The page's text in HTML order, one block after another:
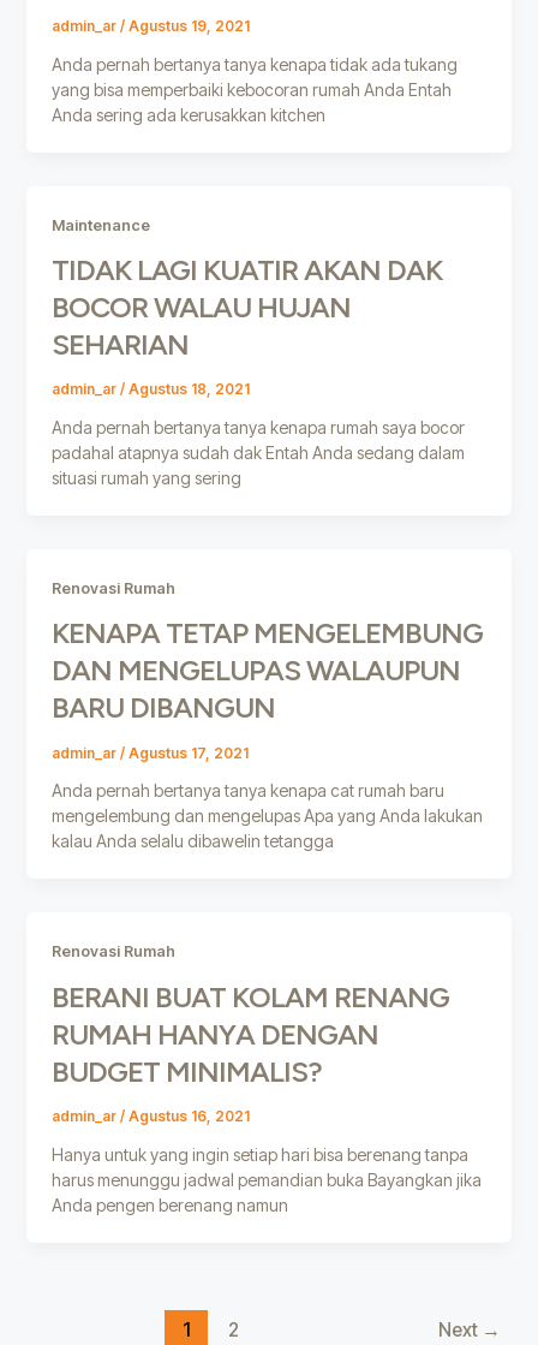
admin_ar / Agustus 19, 2021
Anda pernah bertanya tanya kenapa tidak ada tukang
yang bisa memperbaiki kebocoran rumah Anda Entah
Anda sering ada kerusakkan kitchen
Maintenance
TIDAK LAGI KUATIR AKAN DAK
BOCOR WALAU HUJAN
SEHARIAN
admin_ar / Agustus 18, 2021
Anda pernah bertanya tanya kenapa rumah saya bocor
padahal atapnya sudah dak Entah Anda sedang dalam
situasi rumah yang sering
Renovasi Rumah
KENAPA TETAP MENGELEMBUNG
DAN MENGELUPAS WALAUPUN
BARU DIBANGUN
admin_ar / Agustus 17, 2021
Anda pernah bertanya tanya kenapa cat rumah baru
mengelembung dan mengelupas Apa yang Anda lakukan
kalau Anda selalu dibawelin tetangga
Renovasi Rumah
BERANI BUAT KOLAM RENANG
RUMAH HANYA DENGAN
BUDGET MINIMALIS?
admin_ar / Agustus 16, 2021
Hanya untuk yang ingin setiap hari bisa berenang tanpa
harus menunggu jadwal pemandian buka Bayangkan jika
Anda pengen berenang namun
1 2 Next →